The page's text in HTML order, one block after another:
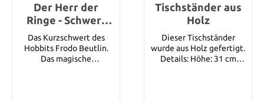
Der Herr der
Ringe - Schwert
Stich mit
Wandschild von
Frodo Beutlin
Das Kurzschwert des
Hobbits Frodo Beutlin.
Das magische
Tischständer aus
Holz
Dieser Tischständer
wurde aus Holz gefertigt.
Details: Höhe: 31 cm